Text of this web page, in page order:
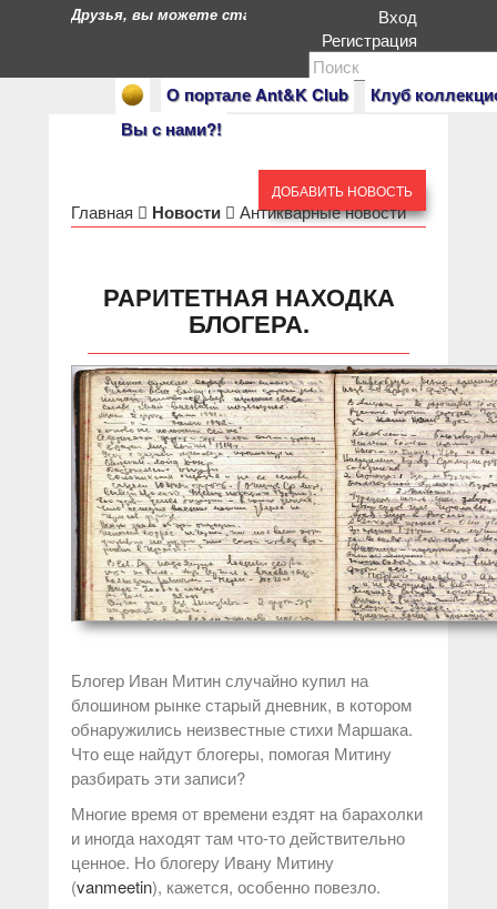
О портале Ant&K Club
Клуб
Вы с нами?!
Друзья, вы можете стать героями нашего портала.
Вход
Регистрация
ДОБАВИТЬ НОВОСТЬ
Главная Новости Антикварные новости
РАРИТЕТНАЯ НАХОДКА
БЛОГЕРА.
Блогер Иван Митин случайно купил на
блошином рынке старый дневник, в котором
обнаружились неизвестные стихи Маршака.
Что еще найдут блогеры, помогая Митину
разбирать эти записи?
Многие время от времени ездят на барахолки
и иногда находят там что-то действительно
ценное. Но блогеру Ивану Митину
(vanmeetin), кажется, особенно повезло.